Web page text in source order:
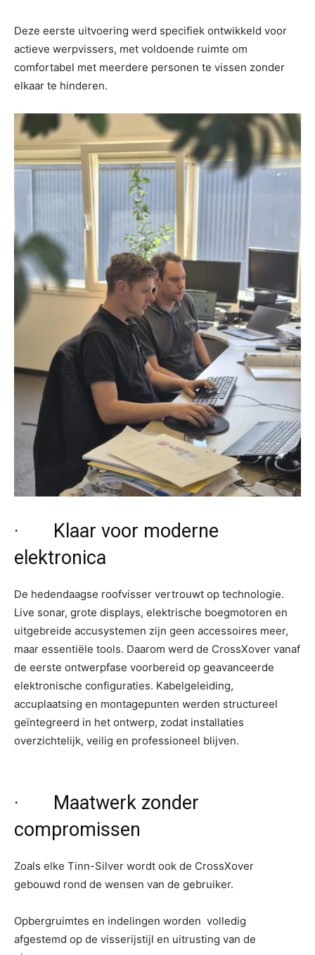
Deze eerste uitvoering werd specifiek ontwikkeld voor
actieve werpvissers, met voldoende ruimte om
comfortabel met meerdere personen te vissen zonder
elkaar te hinderen.
· Klaar voor moderne
elektronica
De hedendaagse roofvisser vertrouwt op technologie.
Live sonar, grote displays, elektrische boegmotoren en
uitgebreide accusystemen zijn geen accessoires meer,
maar essentiële tools. Daarom werd de CrossXover vanaf
de eerste ontwerpfase voorbereid op geavanceerde
elektronische configuraties. Kabelgeleiding,
accuplaatsing en montagepunten werden structureel
geïntegreerd in het ontwerp, zodat installaties
overzichtelijk, veilig en professioneel blijven.
· Maatwerk zonder
compromissen
Zoals elke Tinn-Silver wordt ook de CrossXover
gebouwd rond de wensen van de gebruiker.
Opbergruimtes en indelingen worden volledig
afgestemd op de visserijstijl en uitrusting van de